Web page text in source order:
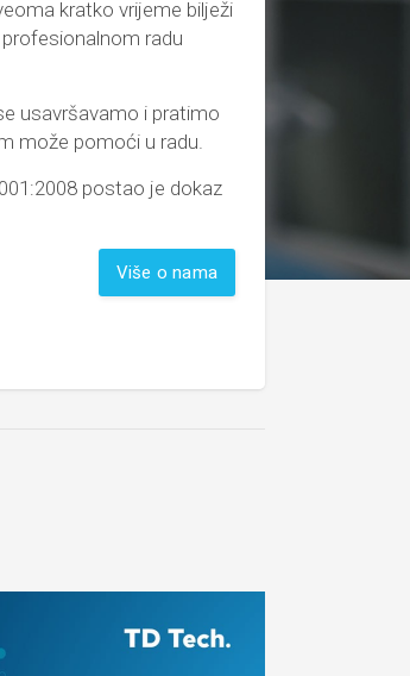
kratko vrijeme bilježi
radu
usavršavamo i pratimo
može pomoći u radu.
postao je dokaz
Više o nama